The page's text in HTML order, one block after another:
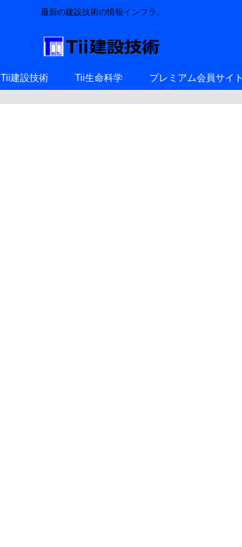
最新の建設技術の情報インフラ。
Tii建設技術 Tii生命科学 プレミアム会員サイト